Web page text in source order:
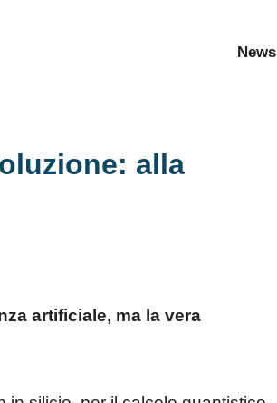
News
alla
artificiale, ma la vera